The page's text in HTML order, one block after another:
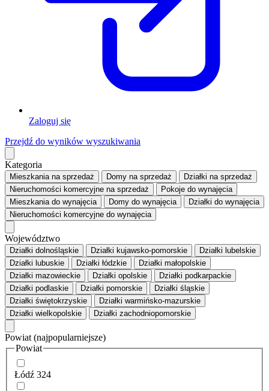
Zaloguj się
Przejdź do wyników wyszukiwania
Kategoria
Mieszkaniana sprzedaż Domy na sprzedaż Działki na sprzedaż
Nieruchomości komercyjne na sprzedaż Pokoje do wynajęcia
Mieszkaniado wynajęcia Domy do wynajęcia Działki do wynajęcia
Nieruchomości komercyjne do wynajęcia
Województwo
Działki dolnośląskie Działki kujawsko-pomorskie
Działki lubelskie
Działki lubuskie
Działki łódzkie
Działki małopolskie
Działki mazowieckie
Działki opolskie
Działki podkarpackie
Działki podlaskie
Działki pomorskie
Działki śląskie
Działki świętokrzyskie
Działki warmińsko-mazurskie
Działki wielkopolskie
Działki zachodniopomorskie
Powiat (najpopularniejsze)
Powiat
Łódź 324